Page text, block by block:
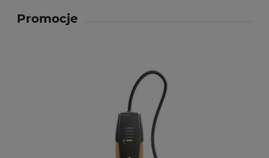
Promocje